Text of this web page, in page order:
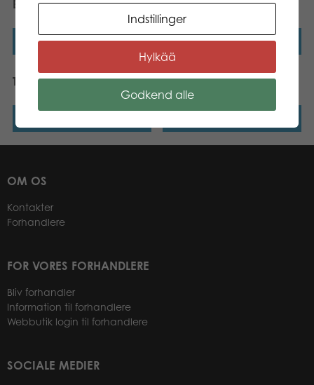
Bingo
Læs mere
fantastiske krop
Læs mere
Tactic Lær om At læse Tactic Verdens Helte
OM OS
Kontakter
Forhandlere
FOR VORES FORHANDLERE
Bliv forhandler
Information til forhandlere
Webbutik login til forhandlere
SOCIALE MEDIER
Indstillinger
Hylkää
Godkend alle